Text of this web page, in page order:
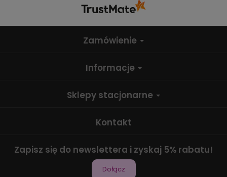
Zamówienie
Informacje
Sklepy stacjonarne
Kontakt
Zapisz się do newslettera i zyskaj 5% rabatu!
Dołącz